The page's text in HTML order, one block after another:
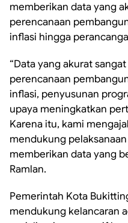
memberikan data yang
perencanaan
inflasi hingga
“Data yang akurat
perencanaan
inflasi, penyusunan
upaya meningkatkan
Karena itu, kami
mendukung
memberikan data yang
Ramlan.
Pemerintah Kota
mendukung kelancaran